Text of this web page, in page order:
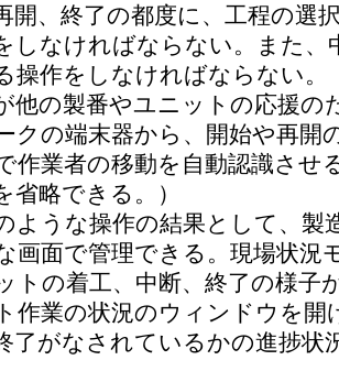
開、終了の都度に、工程の選
しなければならない。また、
操作をしなければならない。
他の製番やユニットの応援の
クの端末器から、開始や再開
作業者の移動を自動認識させ
省略できる。）
ような操作の結果として、製
画面で管理できる。現場状況
トの着工、中断、終了の様子
作業の状況のウィンドウを開
了がなされているかの進捗